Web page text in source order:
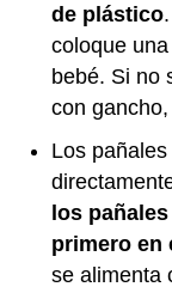
de plástico
coloque
bebé. Si no
con
Los
los
primero en
se alimenta